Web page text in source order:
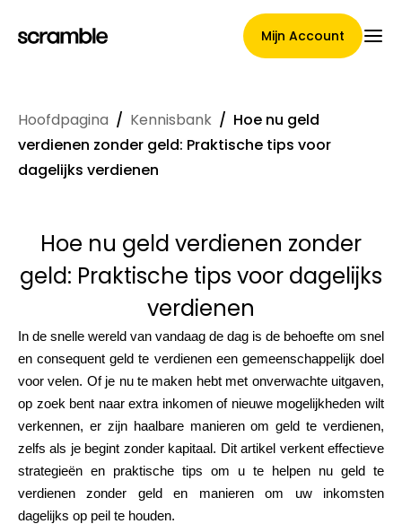
Mijn Account
Hoofdpagina
Voorwaarden voor
claimtoewijzing
Merken Galerij
Merkselectie
Rekenmachines
Hoofdpagina / Kennisbank / Hoe nu geld
verdienen zonder geld: Praktische tips voor
dagelijks verdienen
Hoe nu geld verdienen zonder
geld: Praktische tips voor dagelijks
verdienen
In de snelle wereld van vandaag de dag is de behoefte om snel
en consequent geld te verdienen een gemeenschappelijk doel
voor velen. Of je nu te maken hebt met onverwachte uitgaven,
op zoek bent naar extra inkomen of nieuwe mogelijkheden wilt
verkennen, er zijn haalbare manieren om geld te verdienen,
zelfs als je begint zonder kapitaal. Dit artikel verkent effectieve
strategieën en praktische tips om u te helpen nu geld te
verdienen zonder geld en manieren om uw inkomsten
dagelijks op peil te houden.